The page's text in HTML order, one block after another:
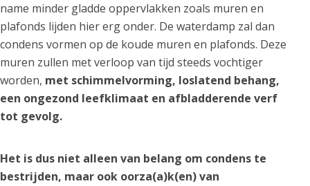
name minder gladde oppervlakken zoals muren en
plafonds lijden hier erg onder. De waterdamp zal dan
condens vormen op de koude muren en plafonds. Deze
muren zullen met verloop van tijd steeds vochtiger
worden, met schimmelvorming, loslatend behang,
een ongezond leefklimaat en afbladderende verf
tot gevolg.
Het is dus niet alleen van belang om condens te
bestrijden, maar ook oorza(a)k(en) van